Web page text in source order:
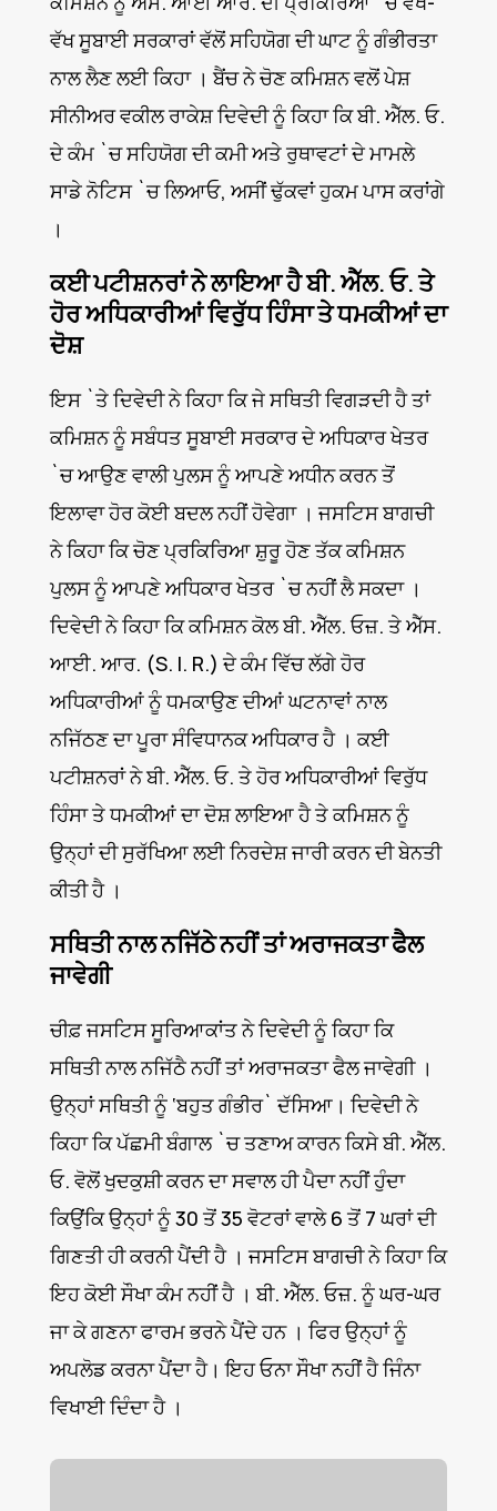
ਵੱਖ ਸੂਬਾਈ ਸਰਕਾਰਾਂ ਵੱਲੋਂ ਸਹਿਯੋਗ ਦੀ ਘਾਟ ਨੂੰ ਗੰਭੀਰਤਾ
ਨਾਲ ਲੈਣ ਲਈ ਕਿਹਾ । ਬੈਂਚ ਨੇ ਚੋਣ ਕਮਿਸ਼ਨ ਵਲੋਂ ਪੇਸ਼
ਸੀਨੀਅਰ ਵਕੀਲ ਰਾਕੇਸ਼ ਦਿਵੇਦੀ ਨੂੰ ਕਿਹਾ ਕਿ ਬੀ. ਐੱਲ. ਓ.
ਦੇ ਕੰਮ `ਚ ਸਹਿਯੋਗ ਦੀ ਕਮੀ ਅਤੇ ਰੁਥਾਵਟਾਂ ਦੇ ਮਾਮਲੇ
ਸਾਡੇ ਨੋਟਿਸ `ਚ ਲਿਆਓ, ਅਸੀਂ ਢੁੱਕਵਾਂ ਹੁਕਮ ਪਾਸ ਕਰਾਂਗੇ
।
ਕਈ ਪਟੀਸ਼ਨਰਾਂ ਨੇ ਲਾਇਆ ਹੈ ਬੀ. ਐੱਲ. ਓ. ਤੇ
ਹੋਰ ਅਧਿਕਾਰੀਆਂ ਵਿਰੁੱਧ ਹਿੰਸਾ ਤੇ ਧਮਕੀਆਂ ਦਾ
ਦੋਸ਼
ਇਸ `ਤੇ ਦਿਵੇਦੀ ਨੇ ਕਿਹਾ ਕਿ ਜੇ ਸਥਿਤੀ ਵਿਗੜਦੀ ਹੈ ਤਾਂ
ਕਮਿਸ਼ਨ ਨੂੰ ਸਬੰਧਤ ਸੂਬਾਈ ਸਰਕਾਰ ਦੇ ਅਧਿਕਾਰ ਖੇਤਰ
`ਚ ਆਉਣ ਵਾਲੀ ਪੁਲਸ ਨੂੰ ਆਪਣੇ ਅਧੀਨ ਕਰਨ ਤੋਂ
ਇਲਾਵਾ ਹੋਰ ਕੋਈ ਬਦਲ ਨਹੀਂ ਹੋਵੇਗਾ । ਜਸਟਿਸ ਬਾਗਚੀ
ਨੇ ਕਿਹਾ ਕਿ ਚੋਣ ਪ੍ਰਕਿਰਿਆ ਸ਼ੁਰੂ ਹੋਣ ਤੱਕ ਕਮਿਸ਼ਨ
ਪੁਲਸ ਨੂੰ ਆਪਣੇ ਅਧਿਕਾਰ ਖੇਤਰ `ਚ ਨਹੀਂ ਲੈ ਸਕਦਾ ।
ਦਿਵੇਦੀ ਨੇ ਕਿਹਾ ਕਿ ਕਮਿਸ਼ਨ ਕੋਲ ਬੀ. ਐੱਲ. ਓਜ਼. ਤੇ ਐੱਸ.
ਆਈ. ਆਰ. (S. I. R.) ਦੇ ਕੰਮ ਵਿੱਚ ਲੱਗੇ ਹੋਰ
ਅਧਿਕਾਰੀਆਂ ਨੂੰ ਧਮਕਾਉਣ ਦੀਆਂ ਘਟਨਾਵਾਂ ਨਾਲ
ਨਜਿੱਠਣ ਦਾ ਪੂਰਾ ਸੰਵਿਧਾਨਕ ਅਧਿਕਾਰ ਹੈ । ਕਈ
ਪਟੀਸ਼ਨਰਾਂ ਨੇ ਬੀ. ਐੱਲ. ਓ. ਤੇ ਹੋਰ ਅਧਿਕਾਰੀਆਂ ਵਿਰੁੱਧ
ਹਿੰਸਾ ਤੇ ਧਮਕੀਆਂ ਦਾ ਦੋਸ਼ ਲਾਇਆ ਹੈ ਤੇ ਕਮਿਸ਼ਨ ਨੂੰ
ਉਨ੍ਹਾਂ ਦੀ ਸੁਰੱਖਿਆ ਲਈ ਨਿਰਦੇਸ਼ ਜਾਰੀ ਕਰਨ ਦੀ ਬੇਨਤੀ
ਕੀਤੀ ਹੈ ।
ਸਥਿਤੀ ਨਾਲ ਨਜਿੱਠੇ ਨਹੀਂ ਤਾਂ ਅਰਾਜਕਤਾ ਫੈਲ
ਜਾਵੇਗੀ
ਚੀਫ਼ ਜਸਟਿਸ ਸੂਰਿਆਕਾਂਤ ਨੇ ਦਿਵੇਦੀ ਨੂੰ ਕਿਹਾ ਕਿ
ਸਥਿਤੀ ਨਾਲ ਨਜਿੱਠੈ ਨਹੀਂ ਤਾਂ ਅਰਾਜਕਤਾ ਫੈਲ ਜਾਵੇਗੀ ।
ਉਨ੍ਹਾਂ ਸਥਿਤੀ ਨੂੰ ‘ਬਹੁਤ ਗੰਭੀਰ` ਦੱਸਿਆ। ਦਿਵੇਦੀ ਨੇ
ਕਿਹਾ ਕਿ ਪੱਛਮੀ ਬੰਗਾਲ `ਚ ਤਣਾਅ ਕਾਰਨ ਕਿਸੇ ਬੀ. ਐੱਲ.
ਓ. ਵੋਲੋਂ ਖੁਦਕੁਸ਼ੀ ਕਰਨ ਦਾ ਸਵਾਲ ਹੀ ਪੈਦਾ ਨਹੀਂ ਹੁੰਦਾ
ਕਿਉਂਕਿ ਉਨ੍ਹਾਂ ਨੂੰ 30 ਤੋਂ 35 ਵੋਟਰਾਂ ਵਾਲੇ 6 ਤੋਂ 7 ਘਰਾਂ ਦੀ
ਗਿਣਤੀ ਹੀ ਕਰਨੀ ਪੈਂਦੀ ਹੈ । ਜਸਟਿਸ ਬਾਗਚੀ ਨੇ ਕਿਹਾ ਕਿ
ਇਹ ਕੋਈ ਸੌਖਾ ਕੰਮ ਨਹੀਂ ਹੈ । ਬੀ. ਐੱਲ. ਓਜ਼. ਨੂੰ ਘਰ-ਘਰ
ਜਾ ਕੇ ਗਣਨਾ ਫਾਰਮ ਭਰਨੇ ਪੈਂਦੇ ਹਨ । ਫਿਰ ਉਨ੍ਹਾਂ ਨੂੰ
ਅਪਲੋਡ ਕਰਨਾ ਪੈਂਦਾ ਹੈ। ਇਹ ਓਨਾ ਸੌਖਾ ਨਹੀਂ ਹੈ ਜਿੰਨਾ
ਵਿਖਾਈ ਦਿੰਦਾ ਹੈ ।